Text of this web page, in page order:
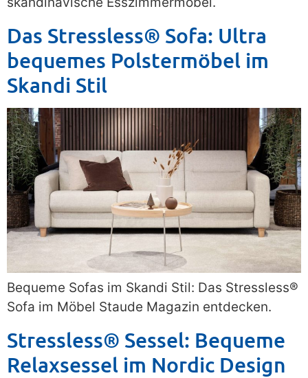
Das Stressless® Sofa: Ultra
bequemes Polstermöbel im
Skandi Stil
Bequeme Sofas im Skandi Stil: Das Stressless®
Sofa im Möbel Staude Magazin entdecken.
Stressless® Sessel: Bequeme
Relaxsessel im Nordic Design